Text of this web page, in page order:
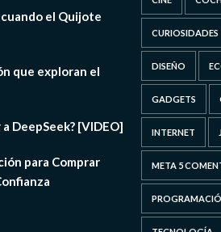
el Quijote
que exploran el
DeepSeek? [VIDEO]
para Comprar
CURIOSIDADES
DISEÑO
GADGETS
INTERNET
META 5